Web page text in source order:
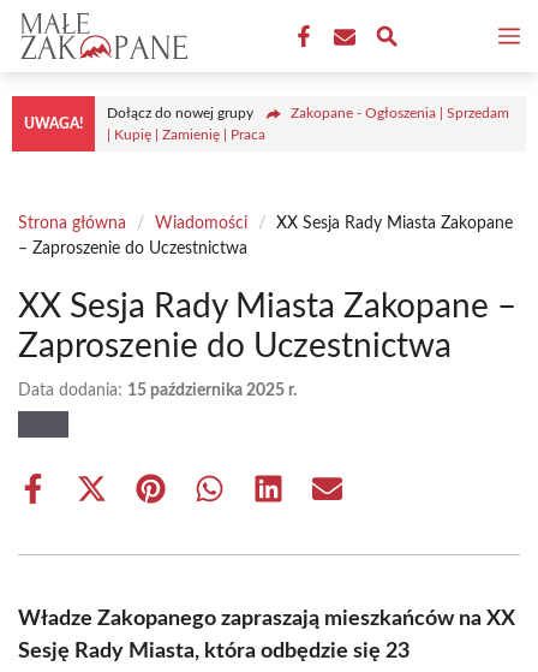
Przejdź
treści
UWAGA!
Dołącz do nowej grupy
Zakopane - Ogłoszenia | Sprzedam
| Kupię | Zamienię | Praca
Strona główna / Wiadomości /
XX Sesja Rady Miasta Zakopane
– Zaproszenie do Uczestnictwa
XX Sesja Rady Miasta Zakopane –
Zaproszenie do Uczestnictwa
Data dodania: 15 października 2025 r.
Share
Share
(Twitter)
Share Share Share Share
Władze Zakopanego zapraszają mieszkańców na XX
Sesję Rady Miasta, która odbędzie się 23